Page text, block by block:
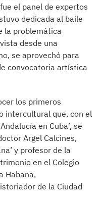
el panel de expertos
dedicada al baile
la problemática
desde una
se aprovechó para
convocatoria artística
los primeros
intercultural que, con el
en Cuba’, se
Argel Calcines,
y profesor de la
en el Colegio
Habana,
de la Ciudad